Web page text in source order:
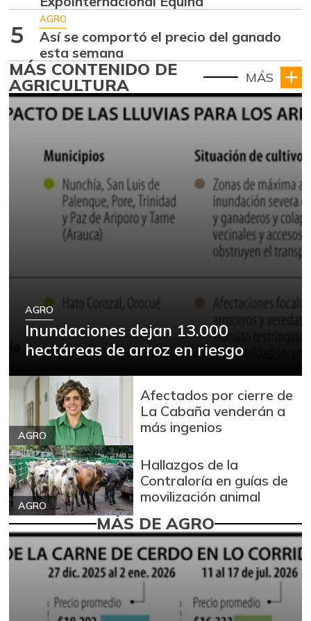
5
AGRO
Así se comportó el precio del ganado
esta semana
MÁS CONTENIDO DE
AGRICULTURA MÁS
AGRO
Inundaciones dejan 13.000
hectáreas de arroz en riesgo
AGRO
Afectados por cierre de
La Cabaña venderán a
más ingenios
AGRO
Hallazgos de la
Contraloría en guías de
movilización animal
MÁS DE AGRO